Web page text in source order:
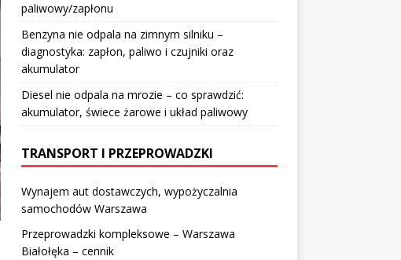
paliwowy/zapłonu
Benzyna nie odpala na zimnym silniku –
diagnostyka: zapłon, paliwo i czujniki oraz
akumulator
Diesel nie odpala na mrozie – co sprawdzić:
akumulator, świece żarowe i układ paliwowy
TRANSPORT I PRZEPROWADZKI
Wynajem aut dostawczych, wypożyczalnia
samochodów Warszawa
Przeprowadzki kompleksowe – Warszawa
Białołęka – cennik